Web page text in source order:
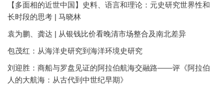
【多面相的近世中国】史料、语言和理论：元史研究世界性和
长时段的思考 | 马晓林
袁为鹏、龚达 | 从银钱比价看晚清市场整合及南北差异
包茂红：从海洋史研究到海洋环境史研究
刘迎胜：商船与罗盘见证的阿拉伯航海交融路——评《阿拉伯
人的大航海：从古代到中世纪早期》